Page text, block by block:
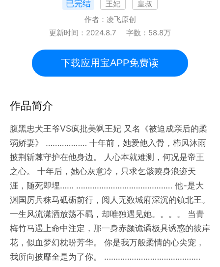
已完结 王妃
皇叔
作者： 凌飞原创
更新时间： 2024.8.7 字数： 58.8万
下载应用宝APP免费读
作品简介
腹黑忠犬王爷VS疯批美飒王妃 又名《被迫成亲后的柔
弱娇妻》 ……………… 十年前，她爱他入骨，栉风沐雨
披荆斩棘守护在他身边。 人心本就难测，何况是帝王
之心。 十年后，她心灰意冷，只求乞骸赎身浪迹天
涯，随死即埋…… …………………………………… 他-是大
渊国厉兵秣马砥砺前行，阅人无数城府深沉的镇北王。
一生风流潇洒放荡不羁，却唯独遇见她。。。。 当青
梅竹马遇上命中注定，那一身赤颜诡谲极具诱惑的彼岸
花，似血梦幻枕盼芳华。 你是我万般柔情的心尖宠，
我所向披靡全是为了你。 ……………………………………